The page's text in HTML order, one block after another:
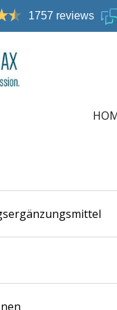
1757 reviews